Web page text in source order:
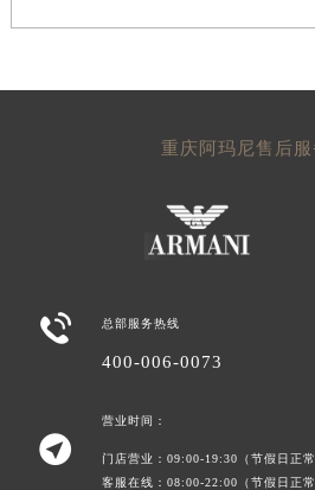
重庆阿玛尼售后
 总部服务热线
400-006-0073

营业时间：
门店营业：09:00-19:30（节假日正常
客服在线：08:00-22:00（节假日正常